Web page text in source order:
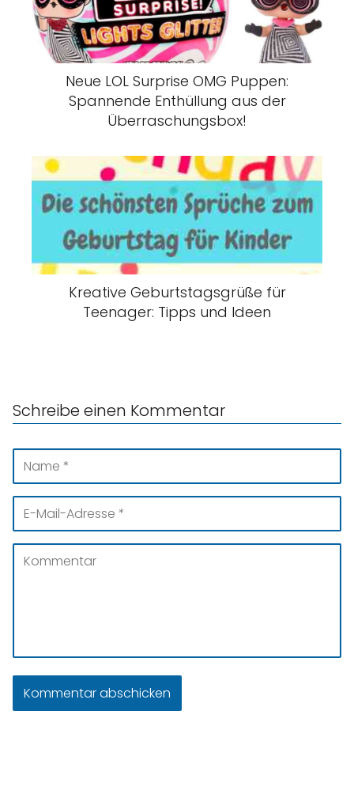
Neue LOL Surprise OMG Puppen:
Spannende Enthüllung aus der
Überraschungsbox!
Kreative Geburtstagsgrüße für
Teenager: Tipps und Ideen
Schreibe einen Kommentar